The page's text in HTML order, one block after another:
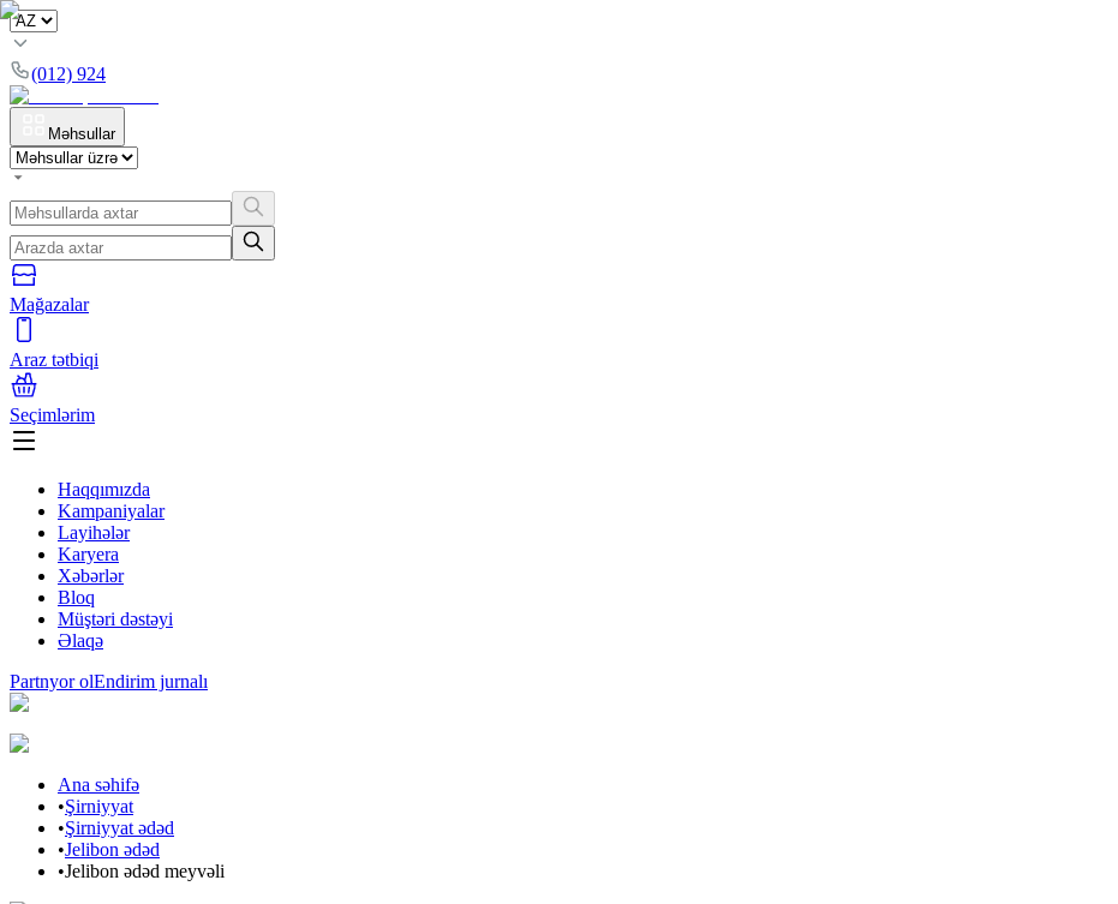
(012) 924
Məhsullar
Mağazalar
Araz tətbiqi
Seçimlərim
Haqqımızda
Kampaniyalar
Layihələr
Karyera
Xəbərlər
Bloq
Müştəri dəstəyi
Əlaqə
Partnyor olEndirim jurnalı
Ana səhifə
•Şirniyyat
•Şirniyyat ədəd
•Jelibon ədəd
•Jelibon ədəd meyvəli